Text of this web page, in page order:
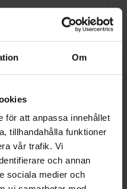
Om
för att anpassa innehållet
tillhandahålla funktioner
vår trafik. Vi
och annan
sociala medier och
Dölj
genom
uppfyller
lins. Bekväm